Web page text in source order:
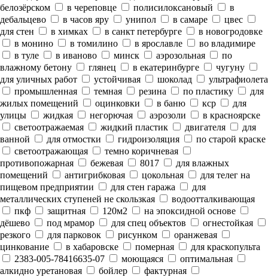
белозёрском
в череповце полисилоксановый
в
дебальцево
в часов яру унипол в самаре
цвес
для стен
в химках в санкт петербурге
в новогродовке
в монино
в томилино в ярославле
во владимире
в туле
в иваново минск аэрозольная
по
влажному бетону
глянец в екатеринбурге
чугуну
для уличных работ
устойчивая шоколад
ультрафиолета
промышленная
темная резина по пластику
для
жилых помещений
оцинковки в баню кср
для
улицы
жидкая негорючая аэрозоли
в красноярске
светоотражаемая
жидкий пластик двигателя
для
ванной
для отмостки гидроизоляция
по старой краске
светоотражающая
темно коричневая
противопожарная
бежевая 8017
для влажных
помещений
антигрибковая цокольная
для телег на
пищевом предприятии
для стен гаража
для
металлических ступеней не скользкая
водоотталкивающая
пкф
защитная 120м2
на эпоксидной основе
дёшево
под мрамор для спец объектов
огнестойкая
резкого
для парковок рисунком
оранжевая
цинкование
в хабаровске померная
для краскопульта
2383-005-78416635-07
моющаяся
оптимальная
алкидно уретановая
бойлер
фактурная